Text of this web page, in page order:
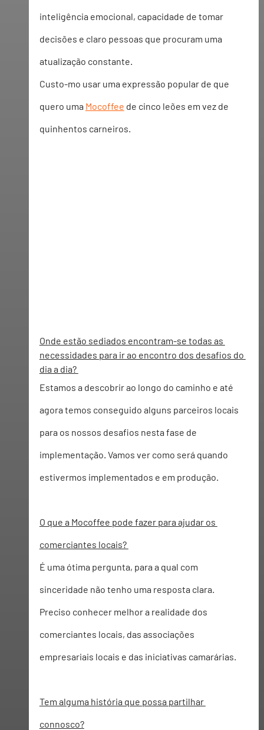
inteligência emocional, capacidade de tomar
decisões e claro pessoas que procuram uma
atualização constante.
Custo-mo usar uma expressão popular de que
quero uma Mocoffee de cinco leões em vez de
quinhentos carneiros.
Onde estão sediados encontram-se todas as
necessidades para ir ao encontro dos desafios do
dia a dia?
Estamos a descobrir ao longo do caminho e até
agora temos conseguido alguns parceiros locais
para os nossos desafios nesta fase de
implementação. Vamos ver como será quando
estivermos implementados e em produção.
O que a Mocoffee pode fazer para ajudar os
comerciantes locais?
É uma ótima pergunta, para a qual com
sinceridade não tenho uma resposta clara.
Preciso conhecer melhor a realidade dos
comerciantes locais, das associações
empresariais locais e das iniciativas camarárias.
Tem alguma história que possa partilhar
connosco?